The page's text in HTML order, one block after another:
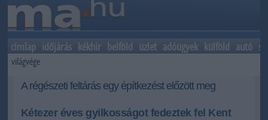
címlap időjárás kékhír belföld üzlet adóügyek külföld autó
világvége
A régészeti feltárás egy építkezést előzött meg
Kétezer éves gyilkosságot fedeztek fel Kent